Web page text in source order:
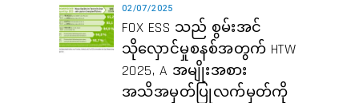
02/07/2025
FOX ESS သည် စွမ်းအင်
သိုလှောင်မှုစနစ်အတွက် HTW
2025, A အမျိုးအစား
အသိအမှတ်ပြုလက်မှတ်ကို